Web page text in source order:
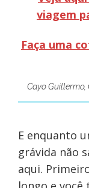
viagem
Faça uma
Cayo Guillermo,
E enquanto
grávida não
aqui.